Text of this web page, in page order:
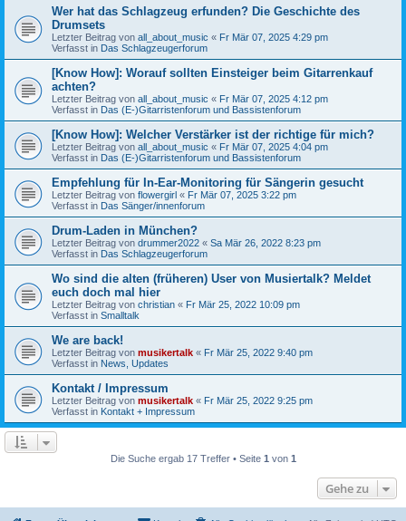
Wer hat das Schlagzeug erfunden? Die Geschichte des
Drumsets
Letzter Beitrag von all_about_music « Fr Mär 07, 2025 4:29 pm
Verfasst in Das Schlagzeugerforum
[Know How]: Worauf sollten Einsteiger beim Gitarrenkauf
achten?
Letzter Beitrag von all_about_music « Fr Mär 07, 2025 4:12 pm
Verfasst in Das (E-)Gitarristenforum und Bassistenforum
[Know How]: Welcher Verstärker ist der richtige für mich?
Letzter Beitrag von all_about_music « Fr Mär 07, 2025 4:04 pm
Verfasst in Das (E-)Gitarristenforum und Bassistenforum
Empfehlung für In-Ear-Monitoring für Sängerin gesucht
Letzter Beitrag von flowergirl « Fr Mär 07, 2025 3:22 pm
Verfasst in Das Sänger/innenforum
Drum-Laden in München?
Letzter Beitrag von drummer2022 « Sa Mär 26, 2022 8:23 pm
Verfasst in Das Schlagzeugerforum
Wo sind die alten (früheren) User von Musiertalk? Meldet
euch doch mal hier
Letzter Beitrag von christian « Fr Mär 25, 2022 10:09 pm
Verfasst in Smalltalk
We are back!
Letzter Beitrag von musikertalk « Fr Mär 25, 2022 9:40 pm
Verfasst in News, Updates
Kontakt / Impressum
Letzter Beitrag von musikertalk « Fr Mär 25, 2022 9:25 pm
Verfasst in Kontakt + Impressum
Die Suche ergab 17 Treffer • Seite 1 von 1
Gehe zu